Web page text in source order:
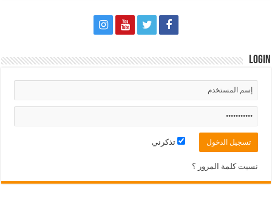
Login
تذكرني
نسيت كلمة المرور ؟